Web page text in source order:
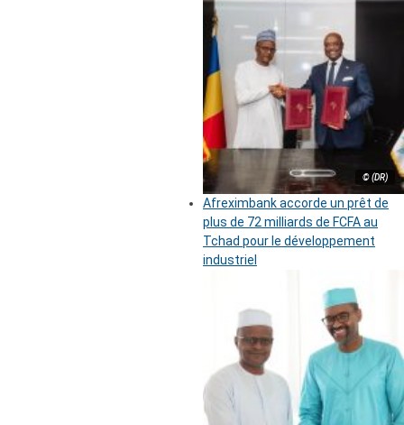
© (DR)
Afreximbank accorde un prêt de
plus de 72 milliards de FCFA au
Tchad pour le développement
industriel